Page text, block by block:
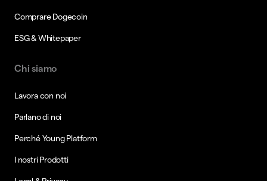
Comprare Dogecoin
ESG & Whitepaper
Chi siamo
Lavora con noi
Parlano di noi
Perché Young Platform
I nostri Prodotti